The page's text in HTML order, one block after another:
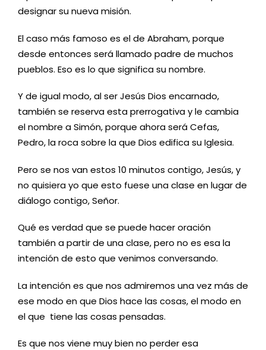
designar su nueva misión.
El caso más famoso es el de Abraham, porque
desde entonces será llamado padre de muchos
pueblos. Eso es lo que significa su nombre.
Y de igual modo, al ser Jesús Dios encarnado,
también se reserva esta prerrogativa y le cambia
el nombre a Simón, porque ahora será Cefas,
Pedro, la roca sobre la que Dios edifica su Iglesia.
Pero se nos van estos 10 minutos contigo, Jesús, y
no quisiera yo que esto fuese una clase en lugar de
diálogo contigo, Señor.
Qué es verdad que se puede hacer oración
también a partir de una clase, pero no es esa la
intención de esto que venimos conversando.
La intención es que nos admiremos una vez más de
ese modo en que Dios hace las cosas, el modo en
el que tiene las cosas pensadas.
Es que nos viene muy bien no perder esa